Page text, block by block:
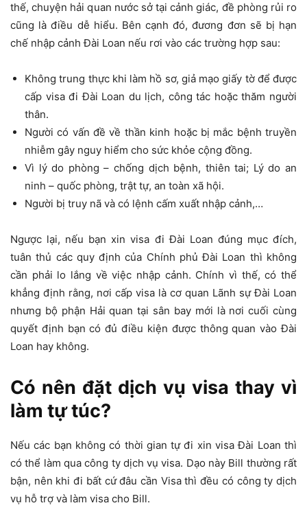
thế, chuyện hải quan nước sở tại cảnh giác, đề phòng rủi ro
cũng là điều dễ hiểu. Bên cạnh đó, đương đơn sẽ bị hạn
chế nhập cảnh Đài Loan nếu rơi vào các trường hợp sau:
Không trung thực khi làm hồ sơ, giả mạo giấy tờ để được
cấp visa đi Đài Loan du lịch, công tác hoặc thăm người
thân.
Người có vấn đề về thần kinh hoặc bị mắc bệnh truyền
nhiễm gây nguy hiểm cho sức khỏe cộng đồng.
Vì lý do phòng – chống dịch bệnh, thiên tai; Lý do an
ninh – quốc phòng, trật tự, an toàn xã hội.
Người bị truy nã và có lệnh cấm xuất nhập cảnh,…
Ngược lại, nếu bạn xin visa đi Đài Loan đúng mục đích,
tuân thủ các quy định của Chính phủ Đài Loan thì không
cần phải lo lắng về việc nhập cảnh. Chính vì thế, có thể
khẳng định rằng, nơi cấp visa là cơ quan Lãnh sự Đài Loan
nhưng bộ phận Hải quan tại sân bay mới là nơi cuối cùng
quyết định bạn có đủ điều kiện được thông quan vào Đài
Loan hay không.
Có nên đặt dịch vụ visa thay vì
làm tự túc?
Nếu các bạn không có thời gian tự đi xin visa Đài Loan thì
có thể làm qua công ty dịch vụ visa. Dạo này Bill thường rất
bận, nên khi đi bất cứ đâu cần Visa thì đều có công ty dịch
vụ hỗ trợ và làm visa cho Bill.